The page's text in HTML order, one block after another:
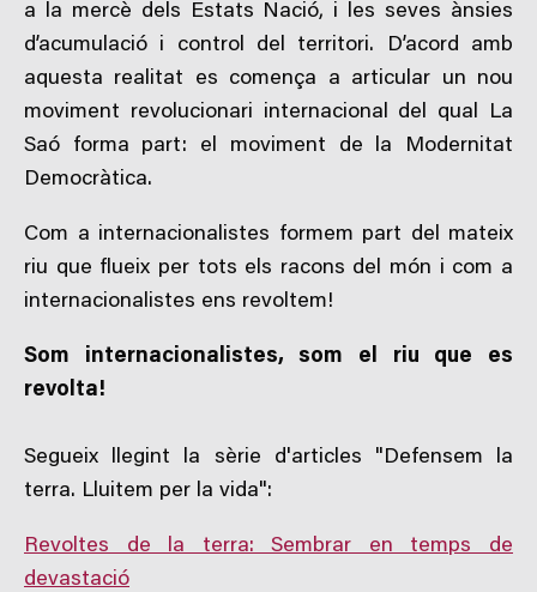
a la mercè dels Estats Nació, i les seves ànsies
d’acumulació i control del territori. D’acord amb
aquesta realitat es comença a articular un nou
moviment revolucionari internacional del qual La
Saó forma part: el moviment de la Modernitat
Democràtica.
Com a internacionalistes formem part del mateix
riu que flueix per tots els racons del món i com a
internacionalistes ens revoltem!
Som internacionalistes, som el riu que es
revolta!
Segueix llegint la sèrie d'articles "Defensem la
terra. Lluitem per la vida":
Revoltes de la terra: Sembrar en temps de
devastació